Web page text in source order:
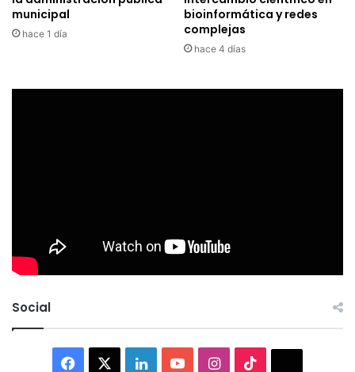
municipal
hace 1 día
bioinformática y redes
complejas
hace 4 días
Social
Facebook LinkedInYouTubeInstagram